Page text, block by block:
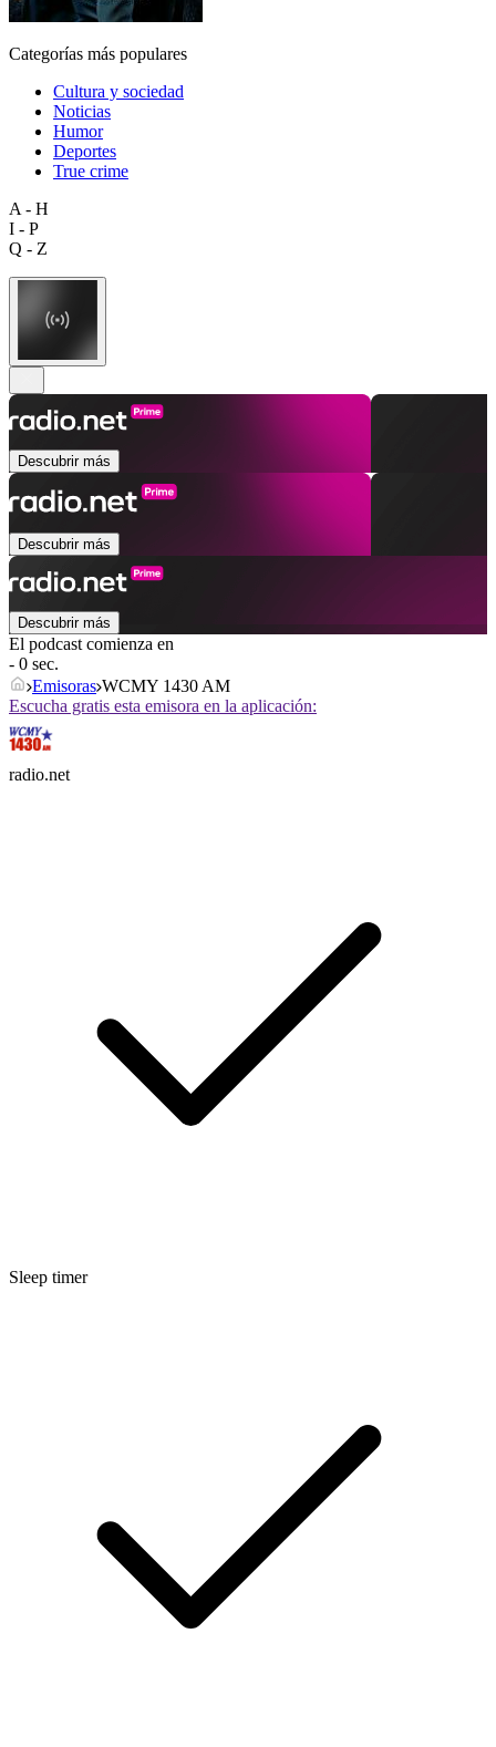
Categorías más populares
Cultura y sociedad
Noticias
Humor
Deportes
True crime
A - H
I - P
Q - Z
Descubrir más
Descubrir más
Descubrir más
El podcast comienza en
- 0 sec.
Emisoras WCMY 1430 AM
Escucha gratis esta emisora en la aplicación:
radio.net
Sleep timer